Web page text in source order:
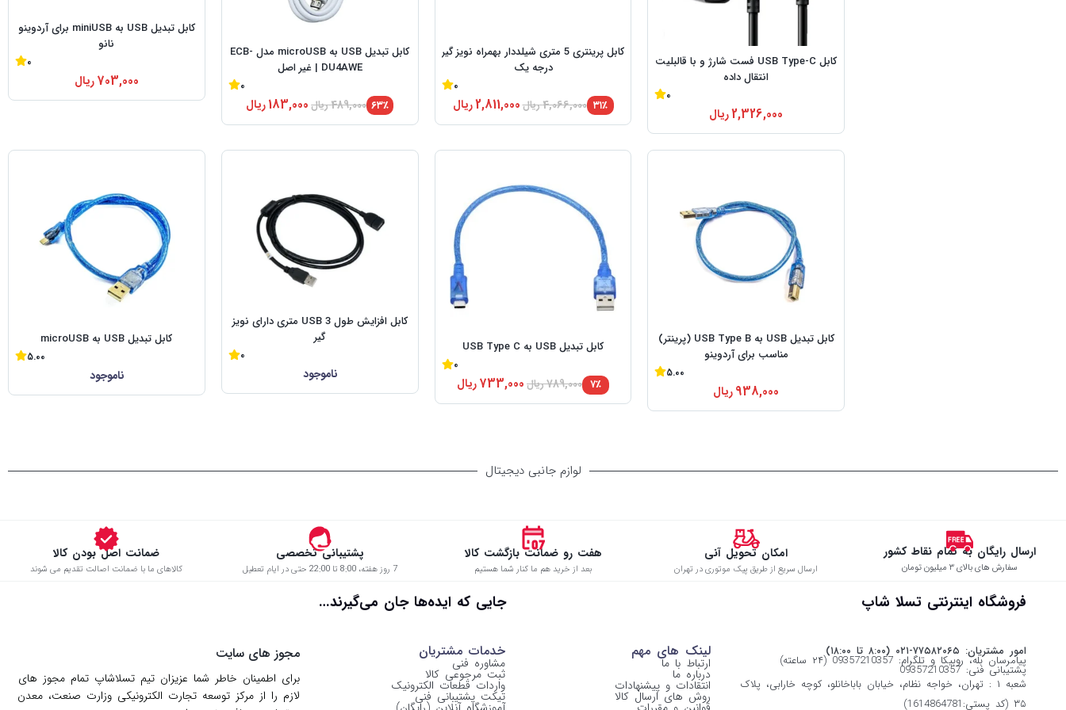
کابل USB Type-C فست شارژ و با قالبلیت
انتقال داده
0
2,326,000ریال
کابل پرینتری 5 متری شیلددار بهمراه نویز گیر
درجه یک
0
4,066,000ریال2,811,000ریال ۳۱٪
کابل تبدیل USB به microUSB مدل ECB-
DU4AWE | غیر اصل
0
489,000ریال 183,000ریال ۶۳٪
کابل تبدیل USB به miniUSB برای آردوینو
نانو
0
703,000ریال
کابل تبدیل USB به USB Type B (پرینتر)
مناسب برای آردوینو
5.00
938,000ریال
کابل تبدیل USB به USB Type C
0
789,000ریال733,000ریال ۷٪
کابل افزایش طول USB 3 متری دارای نویز
گیر
0
ناموجود
کابل تبدیل USB به microUSB
5.00
ناموجود
لوازم جانبی دیجیتال
ارسال رایگان به تمام نقاط کشور
سفارش های بالای ۳ میلیون تومان
امکان تحویل آنی
ارسال سریع از طریق پیک موتوری در تهران
هفت رو ضمانت بازگشت کالا
بعد از خرید هم ما کنار شما هستیم
پشتیبانی تخصصی
7 روز هفته، 8:00 تا 22:00 حتی در ایام تعطیل
ضمانت اصل بودن کالا
کالاهای ما با ضمانت اصالت تقدیم می شوند
فروشگاه اینترنتی تسلا شاپ جایی که ایده‌ها جان می‌گیرند…
امور مشتریان: ۷۷۵۸۲۰۶۵-۰۲۱ (۸:۰۰ تا ۱۸:۰۰)
پیامرسان بله، روبیکا و تلگرام: 09357210357 (۲۴ ساعته)
پشتیبانی فنی: 09357210357
شعبه ۱ : تهران، خواجه نظام، خیابان باباخانلو، کوچه خارابی، پلاک
۳۵ (کد پستی:1614864781)
لینک های مهم
ارتباط با ما
درباره ما
انتقادات و پیشنهادات
روش های ارسال کالا
خدمات مشتریان
مشاوره فنی
ثبت مرجوعی کالا
واردات قطعات الکترونیک
تیکت پشتیبانی فنی
مجوز های سایت
برای اطمینان خاطر شما عزیزان تیم تسلاشاپ تمام مجوز های
لازم را از مركز توسعه تجارت الكترونیكی وزارت صنعت، معدن